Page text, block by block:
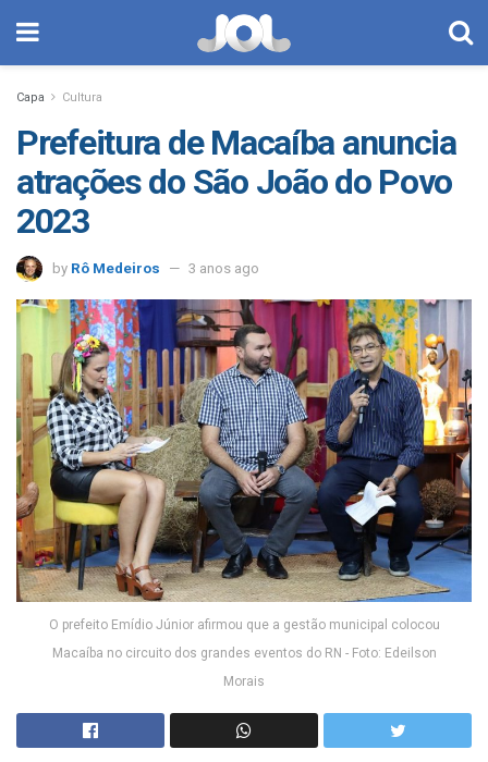
Capa Cultura
Prefeitura de Macaíba anuncia
atrações do São João do Povo
2023
by Rô Medeiros 3 anos ago
O prefeito Emídio Júnior afirmou que a gestão municipal colocou
Macaíba no circuito dos grandes eventos do RN - Foto: Edeilson
Morais